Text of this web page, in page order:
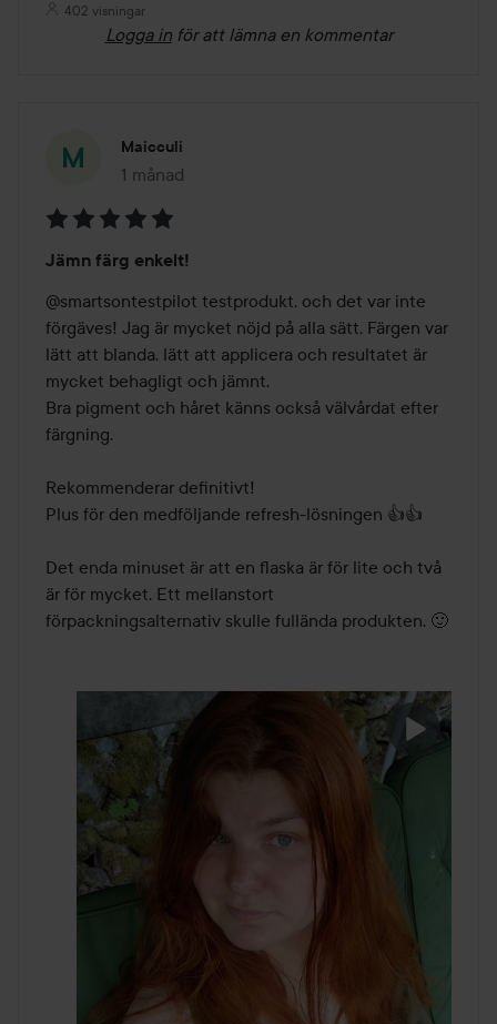
402 visningar
Logga in för att lämna en kommentar
Maicculi
1 månad
Inlägget skapades 1 månad
5
av
5
Jämn färg enkelt!
@smartsontestpilot testprodukt, och det var inte
förgäves! Jag är mycket nöjd på alla sätt. Färgen var
lätt att blanda, lätt att applicera och resultatet är
mycket behagligt och jämnt.
Bra pigment och håret känns också välvårdat efter
färgning.
Rekommenderar definitivt!
Plus för den medföljande refresh-lösningen 👍👍
Det enda minuset är att en flaska är för lite och två
är för mycket. Ett mellanstort
förpackningsalternativ skulle fullända produkten. 🙂